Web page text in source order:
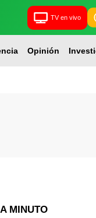
TV en vivo
Opinión
MINUTO